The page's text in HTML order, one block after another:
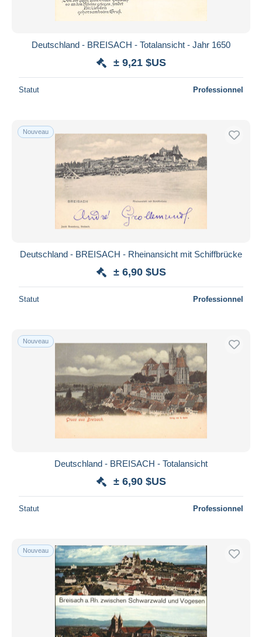
Deutschland - BREISACH - Totalansicht - Jahr 1650
± 9,21 $US
Statut Professionnel
Nouveau
Deutschland - BREISACH - Rheinansicht mit Schiffbrücke
± 6,90 $US
Statut Professionnel
Nouveau
Deutschland - BREISACH - Totalansicht
± 6,90 $US
Statut Professionnel
Nouveau